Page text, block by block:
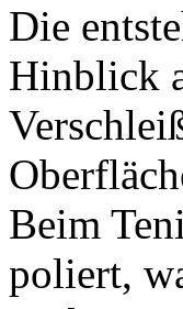
Die
Hinblick
Beim
poliert,